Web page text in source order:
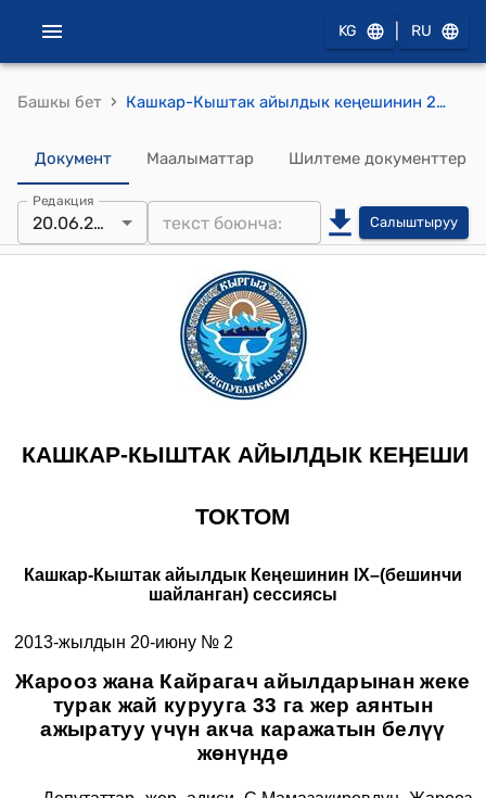
KG RU
Башкы бет › Кашкар-Кыштак айылдык кеңешинин 2013-жылдын 20-июнундагы № 2 "Жарооз жана Кайрагач айылдарынан жеке турак жай курууга 33 га жер аянтын ажыратуу үчүн акча каражатын белүү жөнүндө" токтому
Документ Маалыматтар Шилтеме документтер
Редакция
20.06.2013 Салыштыруу